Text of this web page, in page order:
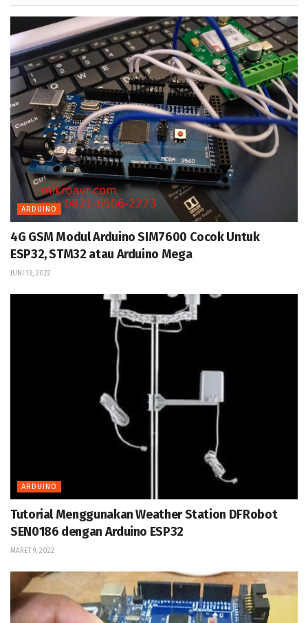
ARDUINO
4G GSM Modul Arduino SIM7600 Cocok Untuk
ESP32, STM32 atau Arduino Mega
JUNI 13, 2022
ARDUINO
Tutorial Menggunakan Weather Station DFRobot
SEN0186 dengan Arduino ESP32
MARET 9, 2022